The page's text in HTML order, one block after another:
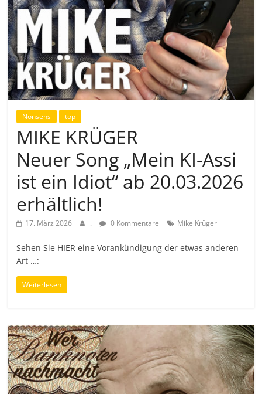
Nonsens top
MIKE KRÜGER
Neuer Song „Mein KI-Assi
ist ein Idiot“ ab 20.03.2026
erhältlich!
17. März 2026 . 0 Kommentare Mike Krüger
Sehen Sie HIER eine Vorankündigung der etwas anderen
Art …:
Weiterlesen